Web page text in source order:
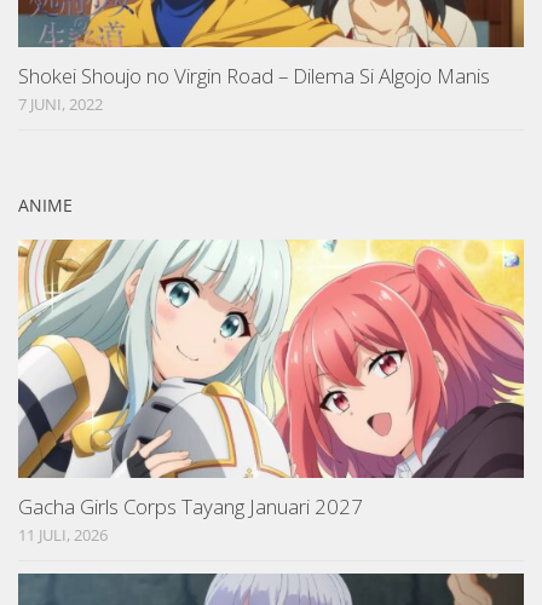
Shokei Shoujo no Virgin Road – Dilema Si Algojo Manis
7 JUNI, 2022
ANIME
Gacha Girls Corps Tayang Januari 2027
11 JULI, 2026